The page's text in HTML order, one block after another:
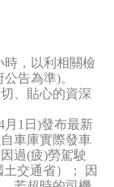
時，以利相關檢
告為準)。
、貼心的資深
月1日)發布最新
車庫實際發車
過(疲)勞駕駛
交通省）； 因